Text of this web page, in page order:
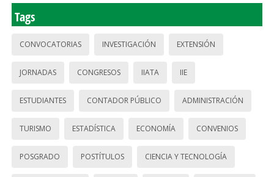
Tags
CONVOCATORIAS INVESTIGACIÓN EXTENSIÓN
JORNADAS CONGRESOS IIATA IIE
ESTUDIANTES CONTADOR PÚBLICO ADMINISTRACIÓN
TURISMO ESTADÍSTICA ECONOMÍA CONVENIOS
POSGRADO POSTÍTULOS CIENCIA Y TECNOLOGÍA